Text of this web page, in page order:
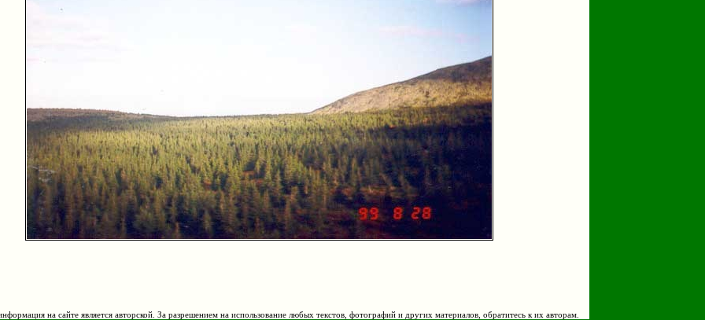
на сайте является авторской. За разрешением на использование любых текстов, фотографий и других материалов, обратитесь к их авторам.